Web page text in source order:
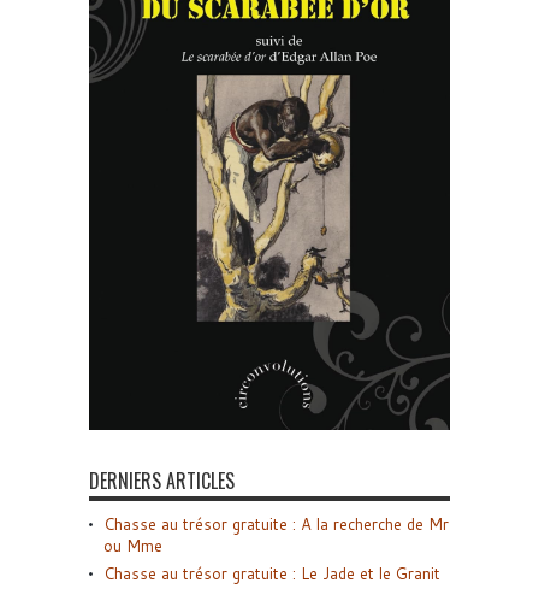
DERNIERS ARTICLES
Chasse au trésor gratuite : A la recherche de Mr
ou Mme
Chasse au trésor gratuite : Le Jade et le Granit